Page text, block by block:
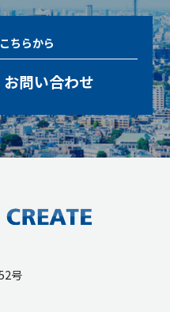
こちらから
問い合わせ
号